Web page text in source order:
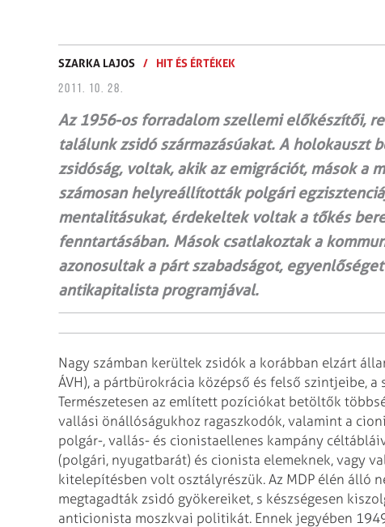
SZARKA LAJOS / HIT ÉS ÉRTÉKEK
2011. 10. 28.
Az 1956-os forradalom szellemi előkészítői,
találunk zsidó származásúakat. A holokauszt
zsidóság, voltak, akik az emigrációt, mások a
számosan helyreállították polgári
mentalitásukat, érdekeltek voltak a tőkés
fenntartásában. Mások csatlakoztak a
azonosultak a párt szabadságot,
antikapitalista programjával.
Nagy számban kerültek zsidók a korábban elzárt
ÁVH), a pártbürokrácia középső és felső szintjeibe,
Természetesen az említett pozíciókat betöltők
vallási önállóságukhoz ragaszkodók, valamint a
polgár-, vallás- és cionistaellenes kampány
(polgári, nyugatbarát) és cionista elemeknek, vagy
kitelepítésben volt osztályrészük. Az MDP élén álló
megtagadták zsidó gyökereiket, s készségesen
anticionista moszkvai politikát. Ennek je­gyében